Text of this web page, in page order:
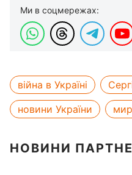
Ми в соцмережах:
війна в Україні
новини України
НОВИНИ